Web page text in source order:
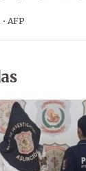
· AFP